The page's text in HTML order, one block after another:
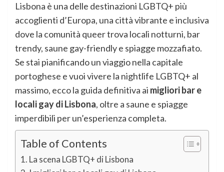
Lisbona è una delle destinazioni LGBTQ+ più
accoglienti d’Europa, una città vibrante e inclusiva
dove la comunità queer trova locali notturni, bar
trendy, saune gay-friendly e spiagge mozzafiato.
Se stai pianificando un viaggio nella capitale
portoghese e vuoi vivere la nightlife LGBTQ+ al
massimo, ecco la guida definitiva ai migliori bar e
locali gay di Lisbona, oltre a saune e spiagge
imperdibili per un’esperienza completa.
Table of Contents
La scena LGBTQ+ di Lisbona